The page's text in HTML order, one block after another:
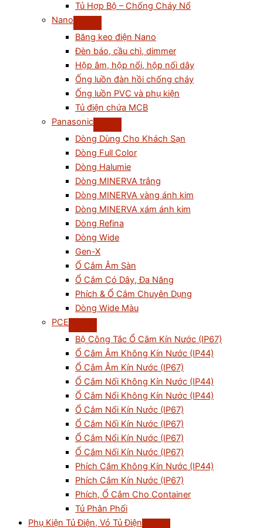
Tủ Hợp Bộ – Chống Cháy Nổ
Nano
Băng keo điện Nano
Đèn báo, cầu chì, dimmer
Hộp âm, hộp nổi, hộp nối dây
Ống luồn đàn hồi chống cháy
Ống luồn PVC và phụ kiện
Tủ điện chứa MCB
Panasonic
Dòng Dùng Cho Khách Sạn
Dòng Full Color
Dòng Halumie
Dòng MINERVA trắng
Dòng MINERVA vàng ánh kim
Dòng MINERVA xám ánh kim
Dòng Refina
Dòng Wide
Gen-X
Ổ Cắm Âm Sàn
Ổ Cắm Có Dây, Đa Năng
Phích & Ổ Cắm Chuyên Dụng
Dòng Wide Màu
PCE
Bộ Công Tắc Ổ Cắm Kín Nước (IP67)
Ổ Cắm Âm Không Kín Nước (IP44)
Ổ Cắm Âm Kín Nước (IP67)
Ổ Cắm Nối Không Kín Nước (IP44)
Ổ Cắm Nổi Không Kín Nước (IP44)
Ổ Cắm Nổi Kín Nước (IP67)
Ổ Cắm Nối Kín Nước (IP67)
Ổ Cắm Nổi Kín Nước (IP67)
Ổ Cắm Nối Kín Nước (IP67)
Phích Cắm Không Kín Nước (IP44)
Phích Cắm Kín Nước (IP67)
Phích, Ổ Cắm Cho Container
Tủ Phân Phối
Phụ Kiện Tủ Điện, Vỏ Tủ Điện